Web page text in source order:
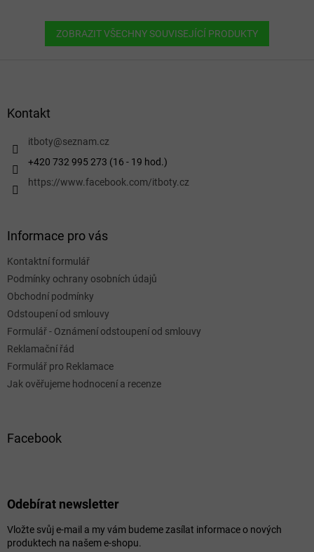
ZOBRAZIT VŠECHNY SOUVISEJÍCÍ PRODUKTY
Kontakt
itboty@seznam.cz
+420 732 995 273 (16 - 19 hod.)
https://www.facebook.com/itboty.cz
Informace pro vás
Kontaktní formulář
Podmínky ochrany osobních údajů
Obchodní podmínky
Odstoupení od smlouvy
Formulář - Oznámení odstoupení od smlouvy
Reklamační řád
Formulář pro Reklamace
Jak ověřujeme hodnocení a recenze
Facebook
Odebírat newsletter
Vložte svůj e-mail a my vám budeme zasílat informace o nových
produktech na našem e-shopu.